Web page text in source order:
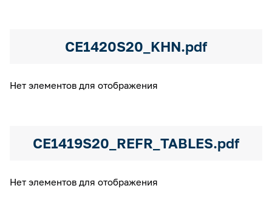
CE1420S20_KHN.pdf
Нет элементов для отображения
CE1419S20_REFR_TABLES.pdf
Нет элементов для отображения